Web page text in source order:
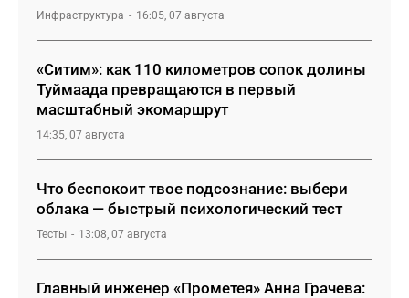
Инфраструктура 16:05, 07 августа
«Ситим»: как 110 километров сопок долины
Туймаада превращаются в первый
масштабный экомаршрут
14:35, 07 августа
Что беспокоит твое подсознание: выбери
облака — быстрый психологический тест
Тесты 13:08, 07 августа
Главный инженер «Прометея» Анна Грачева: